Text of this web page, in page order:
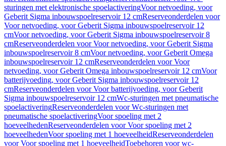
sturingen met elektronische spoelactiveringVoor netvoeding, voor
Geberit Sigma inbouwspoelreservoir 12 cmReserveonderdelen voor
Voor netvoeding, voor Geberit Sigma inbouwspoelreservoir 12
cmVoor netvoeding, voor Geberit Sigma inbouwspoelreservoir 8
cmReserveonderdelen voor Voor netvoeding, voor Geberit Sigma
inbouwspoelreservoir 8 cmVoor netvoeding, voor Geberit Omega
inbouwspoelreservoir 12 cmReserveonderdelen voor Voor
netvoeding, voor Geberit Omega inbouwspoelreservoir 12 cmVoor
batterijvoeding, voor Geberit Sigma inbouwspoelreservoir 12
cmReserveonderdelen voor Voor batterijvoeding, voor Geberit
Sigma inbouwspoelreservoir 12 cmWc-sturingen met pneumatische
spoelactiveringReserveonderdelen voor Wc-sturingen met
pneumatische spoelactiveringVoor spoeling met 2
hoeveelhedenReserveonderdelen voor Voor spoeling met 2
hoeveelhedenVoor spoeling met 1 hoeveelheidReserveonderdelen
voor Voor spoeling met 1 hoeveelheidToebehoren voor wc-